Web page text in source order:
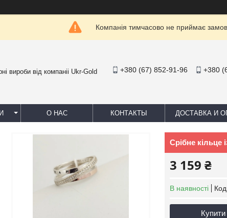
Компанія тимчасово не приймає
вироби від компаніі Ukr-Gold +380 (67) 852-91-96 +380
О НАС КОНТАКТЫ ДОСТАВКА И
Срібне кільце
3 159 ₴
В наявності
Купити